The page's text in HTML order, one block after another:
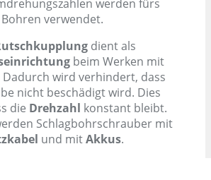
werden fürs
Bohren verwendet.
dient als
beim Werken mit
Dadurch wird verhindert, dass
nicht beschädigt wird. Dies
die Drehzahl konstant bleibt.
Schlagbohrschrauber mit
und mitAkkus.